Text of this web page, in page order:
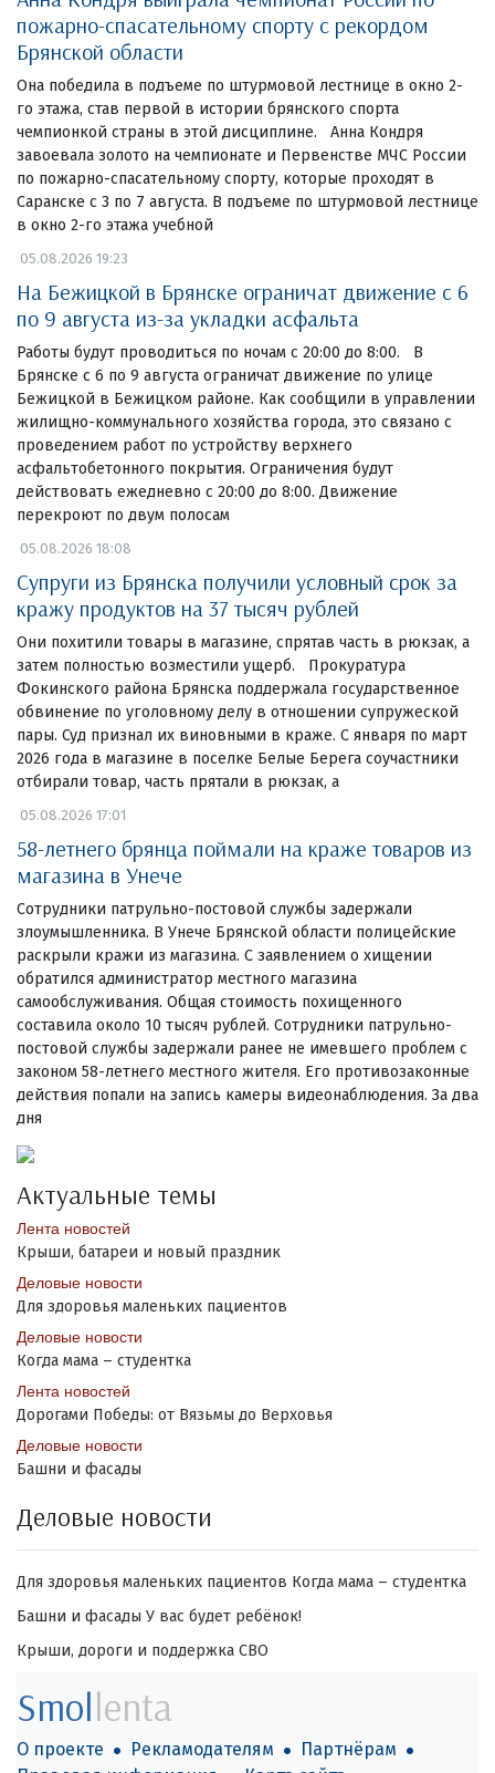
пожарно-спасательному спорту с рекордом
Брянской области
Она победила в подъеме по штурмовой лестнице в окно 2-
го этажа, став первой в истории брянского спорта
чемпионкой страны в этой дисциплине. Анна Кондря
завоевала золото на чемпионате и Первенстве МЧС России
по пожарно-спасательному спорту, которые проходят в
Саранске с 3 по 7 августа. В подъеме по штурмовой лестнице
в окно 2-го этажа учебной
05.08.2026 19:23
На Бежицкой в Брянске ограничат движение с 6
по 9 августа из-за укладки асфальта
Работы будут проводиться по ночам с 20:00 до 8:00. В
Брянске с 6 по 9 августа ограничат движение по улице
Бежицкой в Бежицком районе. Как сообщили в управлении
жилищно-коммунального хозяйства города, это связано с
проведением работ по устройству верхнего
асфальтобетонного покрытия. Ограничения будут
действовать ежедневно с 20:00 до 8:00. Движение
перекроют по двум полосам
05.08.2026 18:08
Супруги из Брянска получили условный срок за
кражу продуктов на 37 тысяч рублей
Они похитили товары в магазине, спрятав часть в рюкзак, а
затем полностью возместили ущерб. Прокуратура
Фокинского района Брянска поддержала государственное
обвинение по уголовному делу в отношении супружеской
пары. Суд признал их виновными в краже. С января по март
2026 года в магазине в поселке Белые Берега соучастники
отбирали товар, часть прятали в рюкзак, а
05.08.2026 17:01
58-летнего брянца поймали на краже товаров из
магазина в Унече
Сотрудники патрульно-постовой службы задержали
злоумышленника. В Унече Брянской области полицейские
раскрыли кражи из магазина. С заявлением о хищении
обратился администратор местного магазина
самообслуживания. Общая стоимость похищенного
составила около 10 тысяч рублей. Сотрудники патрульно-
постовой службы задержали ранее не имевшего проблем с
законом 58-летнего местного жителя. Его противозаконные
действия попали на запись камеры видеонаблюдения. За два
дня
Актуальные темы
Лента новостей
Крыши, батареи и новый праздник
Деловые новости
Для здоровья маленьких пациентов
Деловые новости
Когда мама – студентка
Лента новостей
Дорогами Победы: от Вязьмы до Верховья
Деловые новости
Башни и фасады
Деловые новости
Для здоровья маленьких пациентов Когда мама – студентка
Башни и фасады У вас будет ребёнок!
Крыши, дороги и поддержка СВО
Smollenta
О проекте Рекламодателям
Партнёрам